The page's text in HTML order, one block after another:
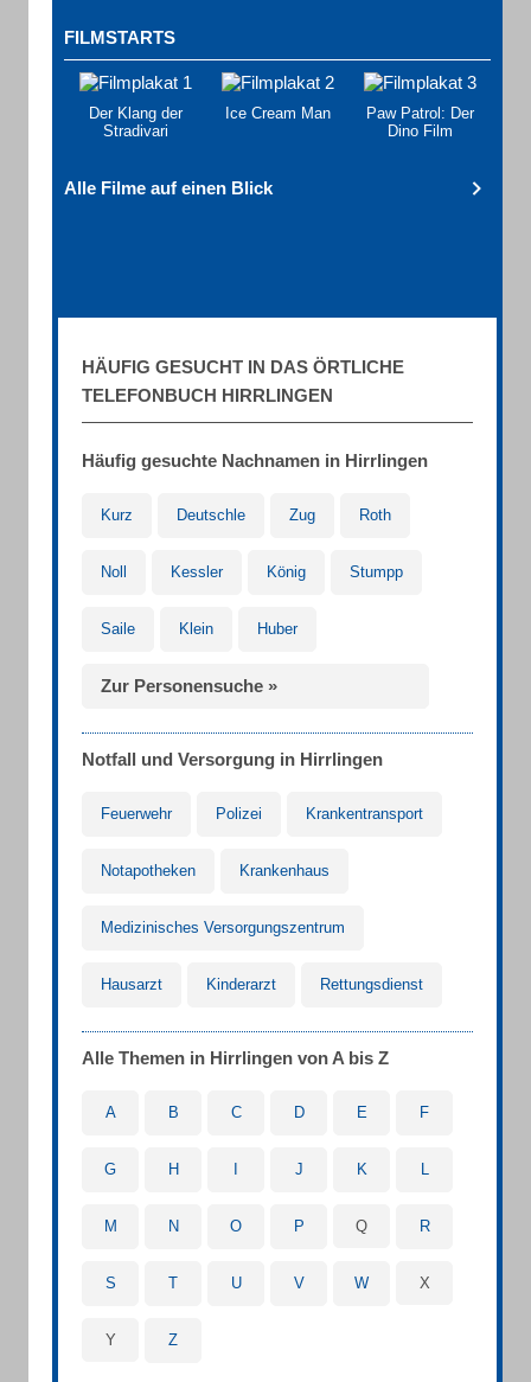
FILMSTARTS
Der Klang der
Stradivari
Ice Cream Man
Paw Patrol: Der
Dino Film
Alle Filme auf einen Blick
HÄUFIG GESUCHT IN DAS ÖRTLICHE
TELEFONBUCH HIRRLINGEN
Häufig gesuchte Nachnamen in Hirrlingen
Kurz Deutschle Zug Roth
Noll Kessler König Stumpp
Saile Klein Huber
Zur Personensuche »
Notfall und Versorgung in Hirrlingen
Feuerwehr Polizei Krankentransport
Notapotheken Krankenhaus
Medizinisches Versorgungszentrum
Hausarzt Kinderarzt Rettungsdienst
Alle Themen in Hirrlingen von A bis Z
A B C D E F
G H J K L
M N O P Q R
S T U V W X
Y Z